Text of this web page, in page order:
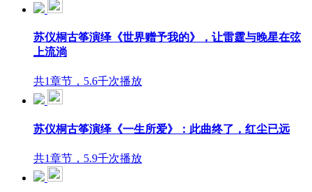
苏仪桐古筝演绎《世界赠予我的》，让雷霆与晚星在弦
上流淌
共1章节，5.6千次播放
苏仪桐古筝演绎《一生所爱》：此曲终了，红尘已远
共1章节，5.9千次播放